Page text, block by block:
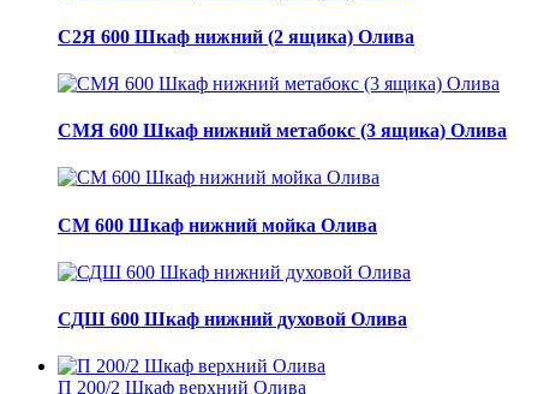
С2Я 600 Шкаф нижний (2 ящика) Олива
СМЯ 600 Шкаф нижний метабокс (3 ящика) Олива
СМ 600 Шкаф нижний мойка Олива
СДШ 600 Шкаф нижний духовой Олива
П 200/2 Шкаф верхний Олива